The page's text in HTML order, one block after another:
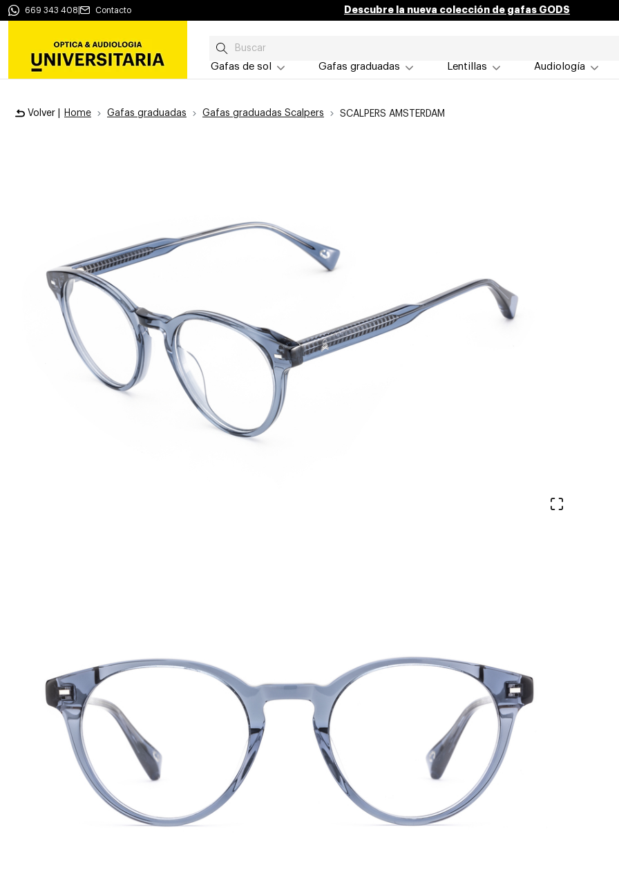
669 343 408 Contacto Descubre la nueva colección de gafas GODS
Gafas de sol Gafas graduadas Lentillas Audiología
Volver | Home Gafas graduadas Gafas graduadas Scalpers SCALPERS AMSTERDAM
Ver en